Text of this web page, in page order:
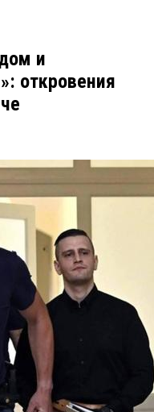
и
откровения